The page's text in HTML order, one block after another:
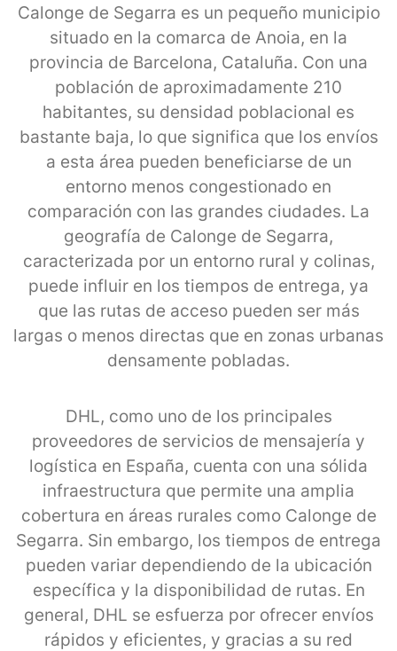
Calonge de Segarra es un pequeño municipio
situado en la comarca de Anoia, en la
provincia de Barcelona, Cataluña. Con una
población de aproximadamente 210
habitantes, su densidad poblacional es
bastante baja, lo que significa que los envíos
a esta área pueden beneficiarse de un
entorno menos congestionado en
comparación con las grandes ciudades. La
geografía de Calonge de Segarra,
caracterizada por un entorno rural y colinas,
puede influir en los tiempos de entrega, ya
que las rutas de acceso pueden ser más
largas o menos directas que en zonas urbanas
densamente pobladas.
DHL, como uno de los principales
proveedores de servicios de mensajería y
logística en España, cuenta con una sólida
infraestructura que permite una amplia
cobertura en áreas rurales como Calonge de
Segarra. Sin embargo, los tiempos de entrega
pueden variar dependiendo de la ubicación
específica y la disponibilidad de rutas. En
general, DHL se esfuerza por ofrecer envíos
rápidos y eficientes, y gracias a su red